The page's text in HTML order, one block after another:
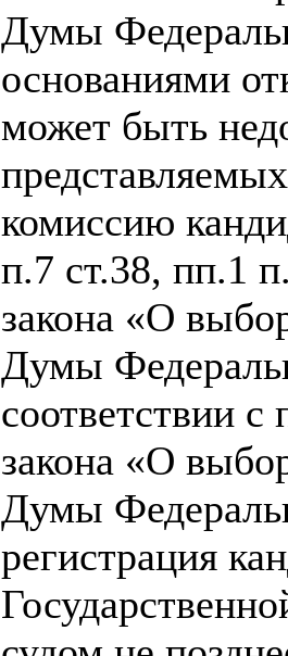
Думы
основаниями
может быть
комиссию
п.7 ст.38, пп.1
закона «О
Думы
соответствии
закона «О
Думы
регистрация